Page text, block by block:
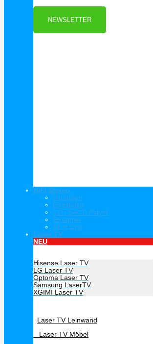
Als Danke schön für Ihre Anmeldung
NEWSLETTER
HiFi Stereo
Vorstufen
Endstufen
CD / SACD Player
Streamer
All in One
Laser TV
NEU
Hisense Laser TV
LG Laser TV
Optoma Laser TV
Samsung LaserTV
XGIMI Laser TV
Laser TV Leinwand
Laser TV Möbel